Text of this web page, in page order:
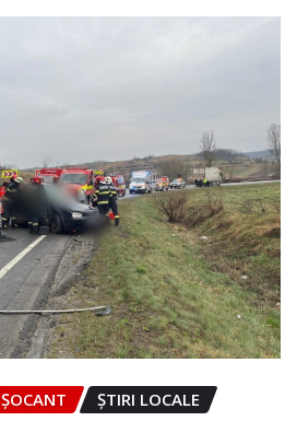
ȘOCANT ȘTIRI LOCALE